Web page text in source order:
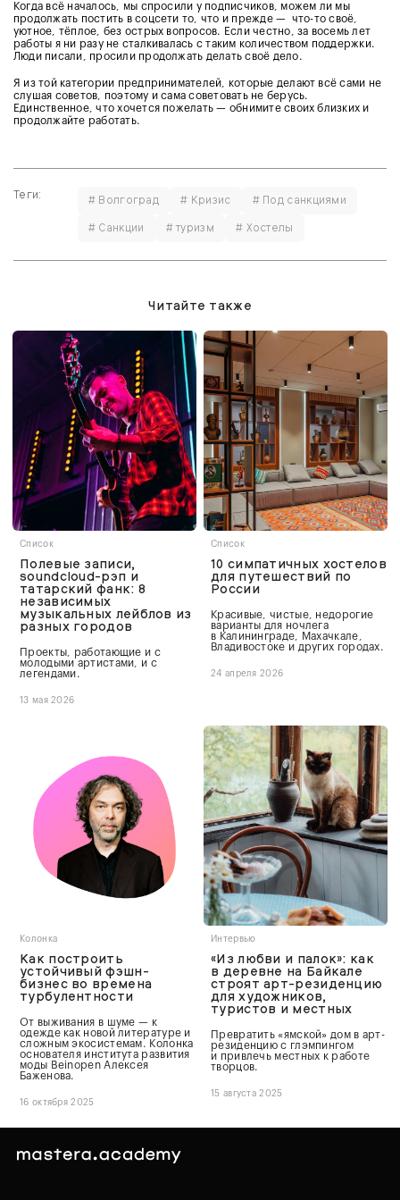
Когда всё началось, мы спросили у подписчиков, можем ли мы
продолжать постить в соцсети то, что и прежде — что-то своё,
уютное, тёплое, без острых вопросов. Если честно, за восемь лет
работы я ни разу не сталкивалась с таким количеством поддержки.
Люди писали, просили продолжать делать своё дело.
Я из той категории предпринимателей, которые делают всё сами не
слушая советов, поэтому и сама советовать не берусь.
Единственное, что хочется пожелать — обнимите своих близких и
продолжайте работать.
Теги: # Волгоград # Кризис
# Под санкциями
# Санкции
# туризм # Хостелы
Читайте также
Список
Полевые записи,
soundcloud-рэп и
татарский фанк: 8
независимых
музыкальных лейблов из
разных городов
Проекты, работающие и с
молодыми артистами, и с
легендами.
13 мая 2026
Список
10 симпатичных хостелов
для путешествий по
России
Красивые, чистые, недорогие
варианты для ночлега
в Калининграде, Махачкале,
Владивостоке и других городах.
24 апреля 2026
Колонка
Как построить
устойчивый фэшн-
бизнес во времена
турбулентности
От выживания в шуме — к
одежде как новой литературе и
сложным экосистемам. Колонка
основателя института развития
моды Beinopen Алексея
Баженова.
16 октября 2025
Интервью
«Из любви и палок»: как
в деревне на Байкале
строят арт-резиденцию
для художников,
туристов и местных
Превратить «ямской» дом в арт-
резиденцию с глэмпингом
и привлечь местных к работе
творцов.
15 августа 2025